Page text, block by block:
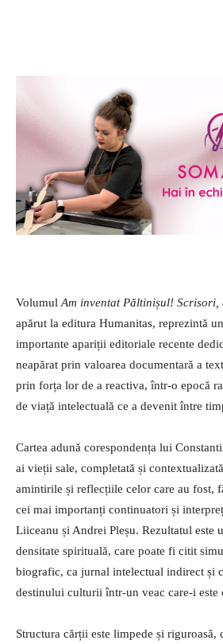
VolumulAm inventat Păltinișul!
apărut la editura Humanitas, reprezintă
importante apariții editoriale recente
neapărat prin valoarea documentară a
prin forța lor de a reactiva, într-o epocă
de viață intelectuală ce a devenit între
Cartea adună corespondența lui
ai vieții sale, completată și
amintirile și reflecțiile celor care au fost,
cei mai importanți continuatori și
Liiceanu și Andrei Pleșu. Rezultatul este
densitate spirituală, care poate fi citit
biografic, ca jurnal intelectual indirect și
destinului culturii într-un veac care-i este
Structura cărții este limpede și